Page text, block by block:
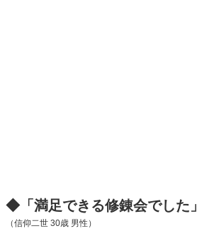
◆「満足できる修錬会でした」
（信仰二世 30歳 男性）